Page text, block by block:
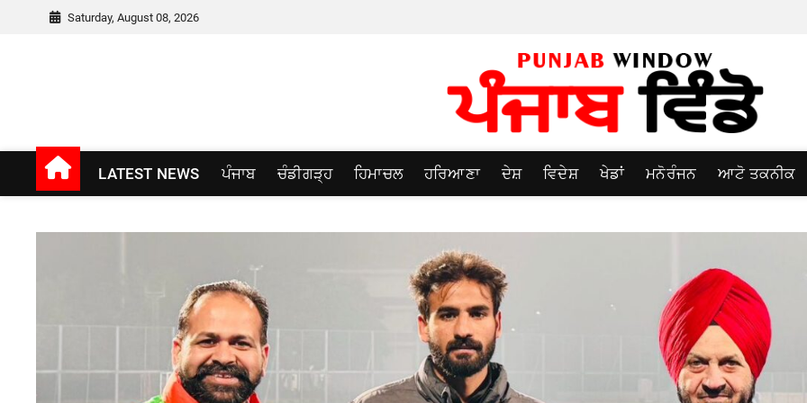
Saturday, August 08, 2026
Punjab window
LATEST NEWS ਪੰਜਾਬ ਚੰਡੀਗੜ੍ਹ ਹਿਮਾਚਲ ਹਰਿਆਣਾ ਦੇਸ਼ ਵਿਦੇਸ਼ ਖੇਡਾਂ ਮਨੋਰੰਜਨ ਆਟੋ ਤਕਨੀਕ